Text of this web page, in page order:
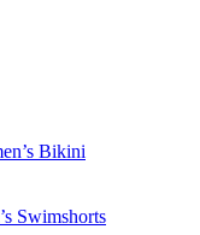
Bikini
Swimshorts